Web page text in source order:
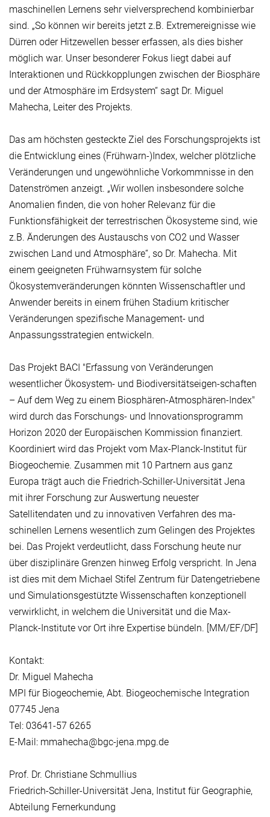
maschinellen Lernens sehr vielversprechend kombinierbar
sind. „So können wir bereits jetzt z.B. Extremereignisse wie
Dürren oder Hitzewellen besser erfassen, als dies bisher
möglich war. Unser besonderer Fokus liegt dabei auf
Interaktionen und Rückkopplungen zwischen der Biosphäre
und der Atmosphäre im Erdsystem“ sagt Dr. Miguel
Mahecha, Leiter des Projekts.
Das am höchsten gesteckte Ziel des Forschungsprojekts ist
die Entwicklung eines (Frühwarn-)Index, welcher plötzliche
Veränderungen und ungewöhnliche Vorkommnisse in den
Datenströmen anzeigt. „Wir wollen insbesondere solche
Anomalien finden, die von hoher Relevanz für die
Funktionsfähigkeit der terrestrischen Ökosysteme sind, wie
z.B. Änderungen des Austauschs von CO2 und Wasser
zwischen Land und Atmosphäre“, so Dr. Mahecha. Mit
einem geeigneten Frühwarnsystem für solche
Ökosystemveränderungen könnten Wissenschaftler und
Anwender bereits in einem frühen Stadium kritischer
Veränderungen spezifische Management- und
Anpassungsstrategien entwickeln.
Das Projekt BACI "Erfassung von Veränderungen
wesentlicher Ökosystem- und Biodiversitätseigen-schaften
– Auf dem Weg zu einem Biosphären-Atmosphären-Index"
wird durch das Forschungs- und Innovationsprogramm
Horizon 2020 der Europäischen Kommission finanziert.
Koordiniert wird das Projekt vom Max-Planck-Institut für
Biogeochemie. Zusammen mit 10 Partnern aus ganz
Europa trägt auch die Friedrich-Schiller-Universität Jena
mit ihrer Forschung zur Auswertung neuester
Satellitendaten und zu innovativen Verfahren des ma-
schinellen Lernens wesentlich zum Gelingen des Projektes
bei. Das Projekt verdeutlicht, dass Forschung heute nur
über disziplinäre Grenzen hinweg Erfolg verspricht. In Jena
ist dies mit dem Michael Stifel Zentrum für Datengetriebene
und Simulationsgestützte Wissenschaften konzeptionell
verwirklicht, in welchem die Universität und die Max-
Planck-Institute vor Ort ihre Expertise bündeln. [MM/EF/DF]
Kontakt:
Dr. Miguel Mahecha
MPI für Biogeochemie, Abt. Biogeochemische Integration
07745 Jena
Tel: 03641-57 6265
E-Mail: mmahecha@bgc-jena.mpg.de
Prof. Dr. Christiane Schmullius
Friedrich-Schiller-Universität Jena, Institut für Geographie,
Abteilung Fernerkundung